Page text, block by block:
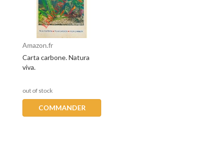
Amazon.fr
Carta carbone. Natura
viva.
out of stock
COMMANDER